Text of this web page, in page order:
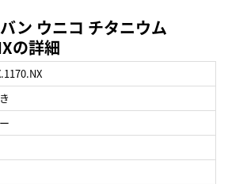
ン ウニコ チタニウム
の詳細